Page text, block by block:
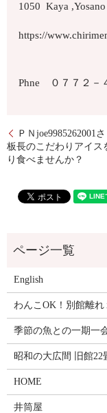
1050 Kaya
https://
Phne ０７７２－
ＰＮjoe9985262001
板長のこだわりアイス
り食べませんか？
English
わんこOK！別館離
季節の魚との一期一
昭和の大広間 旧館
HOME
井筒屋